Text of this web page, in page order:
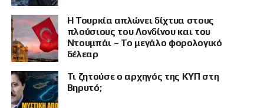
Η Τουρκία απλώνει δίχτυα στους
πλούσιους του Λονδίνου και του
Ντουμπάι – Το μεγάλο φορολογικό
δέλεαρ
Τι ζητούσε ο αρχηγός της ΚΥΠ στη
Βηρυτό;